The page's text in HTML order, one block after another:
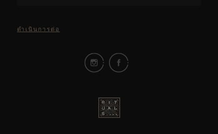
ดำเนินการต่อ